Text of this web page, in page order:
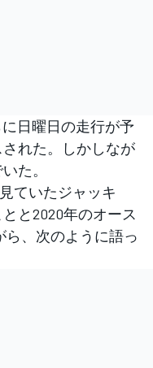
日曜日の走行が予
れた。しかしなが
た。
ていたジャッキ
と2020年のオース
ら、次のように語っ